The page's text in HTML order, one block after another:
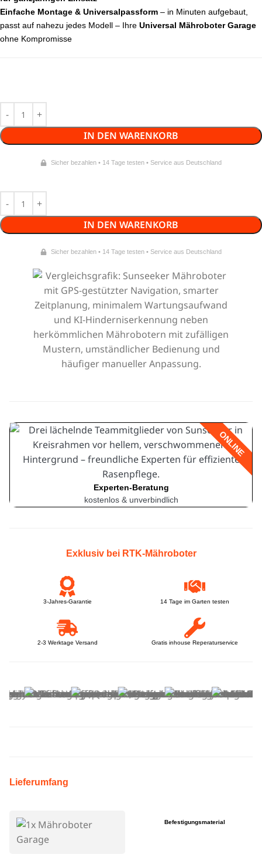
Einfache Montage & Universalpassform – in Minuten aufgebaut,
passt auf nahezu jedes Modell – Ihre Universal Mähroboter Garage
ohne Kompromisse
IN DEN WARENKORB
Sicher bezahlen • 14 Tage testen • Service aus Deutschland
IN DEN WARENKORB
Sicher bezahlen • 14 Tage testen • Service aus Deutschland
Experten-Beratung
kostenlos & unverbindlich
ONLINE
Exklusiv bei RTK-Mähroboter
3-Jahres-Garantie
2-3 Werktage Versand
14 Tage im Garten testen
Gratis inhouse Reperaturservice
Lieferumfang
Befestigungsmaterial